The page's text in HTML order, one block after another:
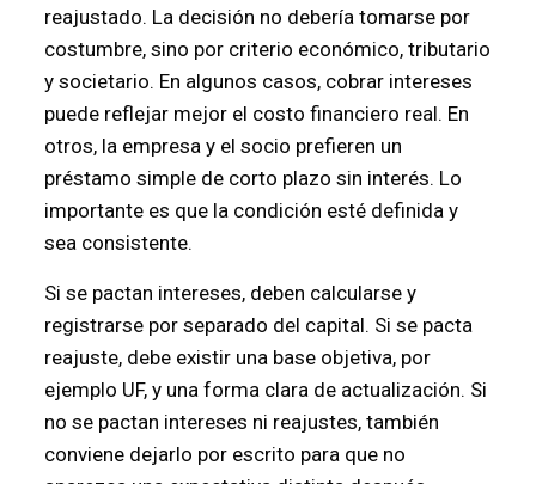
reajustado. La decisión no debería tomarse por
costumbre, sino por criterio económico, tributario
y societario. En algunos casos, cobrar intereses
puede reflejar mejor el costo financiero real. En
otros, la empresa y el socio prefieren un
préstamo simple de corto plazo sin interés. Lo
importante es que la condición esté definida y
sea consistente.
Si se pactan intereses, deben calcularse y
registrarse por separado del capital. Si se pacta
reajuste, debe existir una base objetiva, por
ejemplo UF, y una forma clara de actualización. Si
no se pactan intereses ni reajustes, también
conviene dejarlo por escrito para que no